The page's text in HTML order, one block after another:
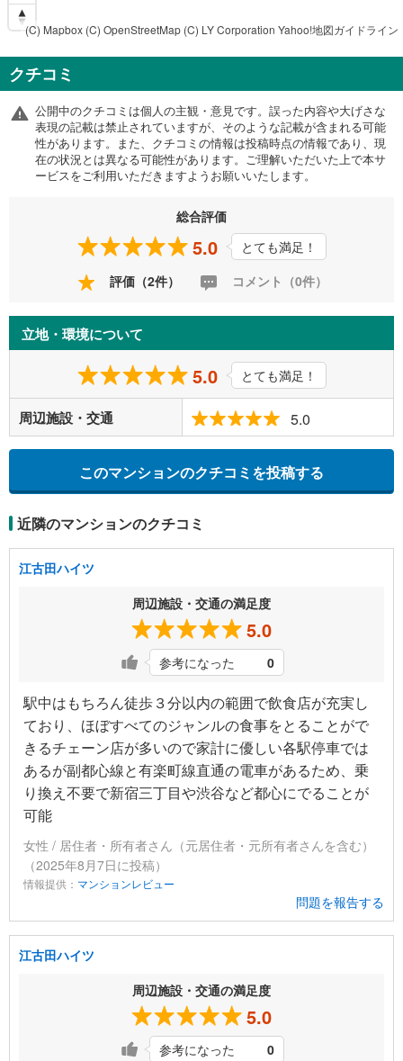
(C) Mapbox (C) OpenStreetMap (C) LY Corporation Yahoo!地図ガイドライン
クチコミ
公開中のクチコミは個人の主観・意見です。誤った内容や大げさな
表現の記載は禁止されていますが、そのような記載が含まれる可能
性があります。また、クチコミの情報は投稿時点の情報であり、現
在の状況とは異なる可能性があります。ご理解いただいた上で本サ
ービスをご利用いただきますようお願いいたします。
総合評価
5.0
とても満足！
評価（2件）
コメント（0件）
立地・環境について
5.0 とても満足！
周辺施設・交通 5.0
このマンションのクチコミを投稿する
近隣のマンションのクチコミ
江古田ハイツ
周辺施設・交通の満足度
5.0
参考になった 0
駅中はもちろん徒歩３分以内の範囲で飲食店が充実し
ており、ほぼすべてのジャンルの食事をとることがで
きるチェーン店が多いので家計に優しい各駅停車では
あるが副都心線と有楽町線直通の電車があるため、乗
り換え不要で新宿三丁目や渋谷など都心にでることが
可能
女性 / 居住者・所有者さん（元居住者・元所有者さんを含む）
（2025年8月7日に投稿）
情報提供： マンションレビュー
問題を報告する
江古田ハイツ
周辺施設・交通の満足度
5.0
参考になった 0